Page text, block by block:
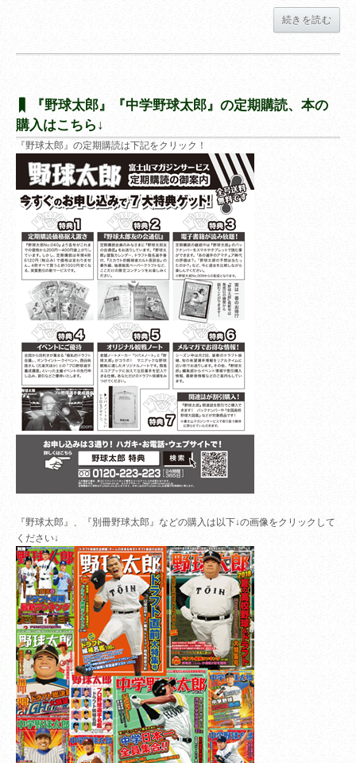
続きを読む
『野球太郎』『中学野球太郎』の定期購読、本の
購入はこちら↓
『野球太郎』の定期購読は下記をクリック！
『野球太郎』、『別冊野球太郎』などの購入は以下↓の画像をクリックして
ください↓